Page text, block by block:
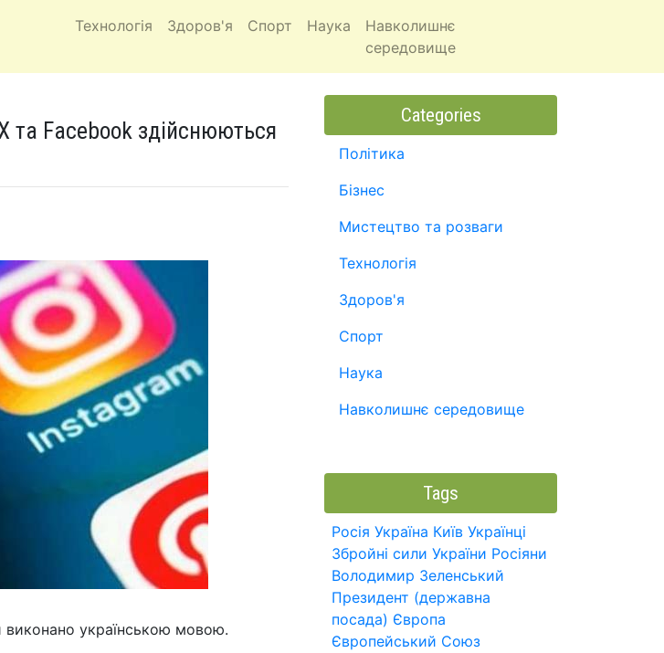
Технологія Здоров'я Спорт Наука
Навколишнє
середовище
та Facebook здійснюються
виконано українською мовою.
Categories
Політика
Бізнес
Мистецтво та розваги
Технологія
Здоров'я
Спорт
Наука
Навколишнє середовище
Tags
Росія Україна Київ Українці
Збройні сили України Росіяни
Володимир Зеленський
Президент (державна
посада) Європа
Європейський Союз